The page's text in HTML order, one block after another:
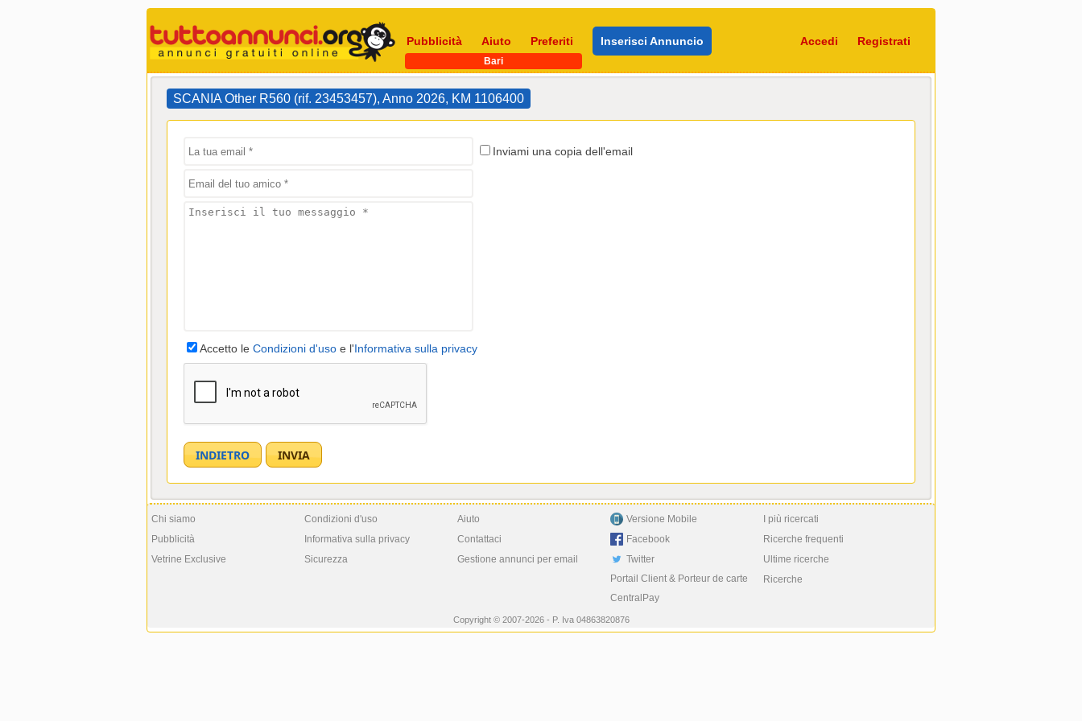
Pubblicità Aiuto Preferiti Inserisci Annuncio Accedi Registrati
Bari
SCANIA Other R560 (rif. 23453457), Anno 2026, KM 1106400
Inviami una copia dell'email
Accetto le Condizioni d'uso e l'Informativa sulla privacy
Chi siamo
Pubblicità
Vetrine Exclusive
Condizioni d'uso
Informativa sulla privacy
Sicurezza
Aiuto
Contattaci
Gestione annunci per email
Versione Mobile
Facebook
Twitter
Portail Client & Porteur de carte
CentralPay
I più ricercati
Ricerche frequenti
Ultime ricerche
Ricerche
Copyright © 2007-2026 - P. Iva 04863820876